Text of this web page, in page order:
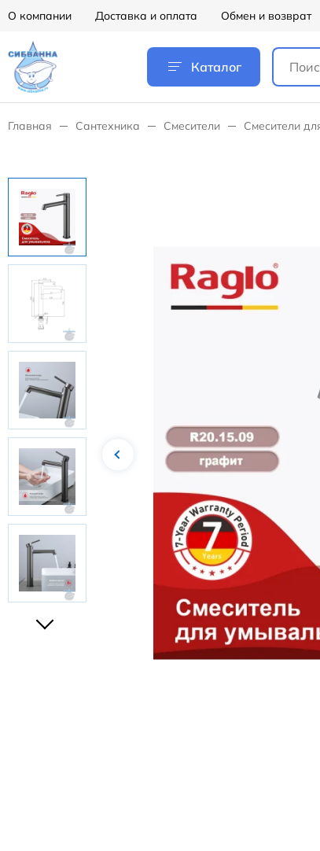
О компании Доставка и оплата Обмен и возврат
Каталог
Главная Сантехника Смесители Смесители